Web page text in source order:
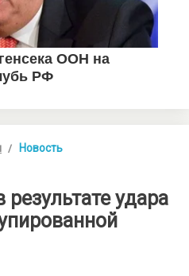
Новость
результате удара